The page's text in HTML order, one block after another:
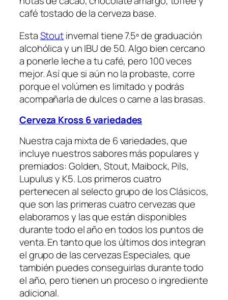
café tostado de la cerveza base.
EstaStoutinvernal tiene 7.5º de graduación
alcohólica y un IBU de 50. Algo bien cercano
a ponerle leche a tu café, pero 100 veces
mejor. Así que si aún no la probaste, corre
porque el volúmen es limitado y podrás
acompañarla de dulces o carne a las brasas.
Cerveza Kross 6 variedades
Nuestra caja mixta de 6 variedades, que
incluye nuestros sabores más populares y
premiados: Golden, Stout, Maibock, Pils,
Lupulus y K5. Los primeros cuatro
pertenecen al selecto grupo de los Clásicos,
que son las primeras cuatro cervezas que
elaboramos y las que están disponibles
durante todo el año en todos los puntos de
venta. En tanto que los últimos dos integran
el grupo de las cervezas Especiales, que
también puedes conseguirlas durante todo
el año, pero tienen un proceso o ingrediente
adicional.